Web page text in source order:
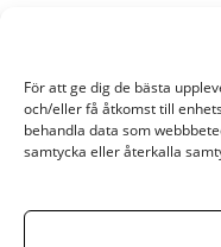
För att ge dig de bästa
och/eller få åtkomst till
behandla data som
samtycka eller återkalla